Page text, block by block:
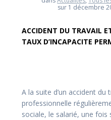
sur 1 décembre
ACCIDENT DU TRAVAIL
TAUX D’INCAPACITE
A la suite d’un accident du
professionnelle
sociale, le salarié, une